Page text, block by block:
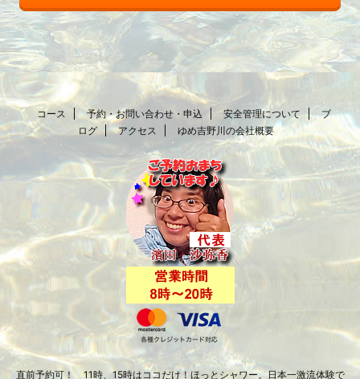
コース 予約・お問い合わせ・申込 安全管理について
ブ
ログ
アクセス ゆめ吉野川の会社概要
直前予約可！ 11時、15時はココだけ！ほっとシャワー。日本一激流体験で